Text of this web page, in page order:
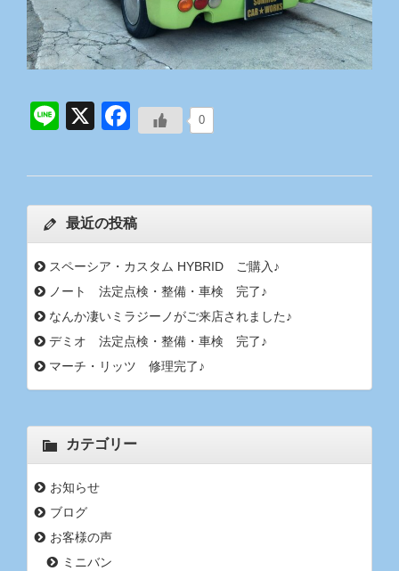
0
Line
X Facebook
最近の投稿
スペーシア・カスタム HYBRID ご購入♪
ノート 法定点検・整備・車検 完了♪
なんか凄いミラジーノがご来店されました♪
デミオ 法定点検・整備・車検 完了♪
マーチ・リッツ 修理完了♪
カテゴリー
お知らせ
ブログ
お客様の声
ミニバン